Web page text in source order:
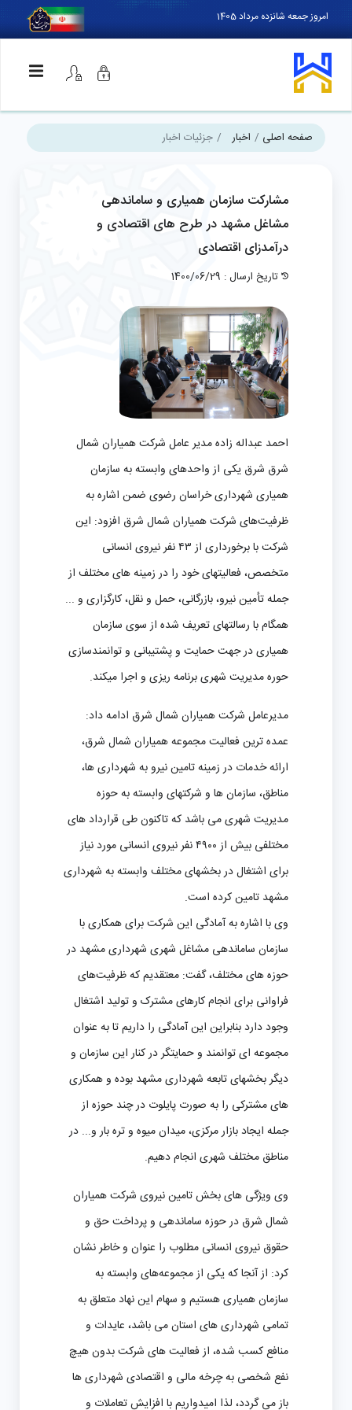
امروز جمعه شانزده مرداد 1405
صفحه اصلی اخبار جزئیات اخبار
مشارکت سازمان همیاری و ساماندهی
مشاغل مشهد در طرح های اقتصادی و
درآمدزای اقتصادی
تاریخ ارسال : 1400/06/29
احمد عبداله زاده مدیر عامل شرکت همیاران شمال
شرق شرق یکی از واحدهای وابسته به سازمان
همیاری شهرداری خراسان رضوی ضمن اشاره به
ظرفیت‌های شرکت همیاران شمال شرق افزود: این
شرکت با برخورداری از ۴۳ نفر نیروی انسانی
متخصص، فعالیتهای خود را در زمینه های مختلف از
جمله تأمین نیرو، بازرگانی، حمل و نقل، کارگزاری و ...
همگام با رسالتهای تعریف شده از سوی سازمان
همیاری در جهت حمایت و پشتیبانی و توانمندسازی
حوره مدیریت شهری برنامه ریزی و اجرا میکند.
مدیرعامل شرکت همیاران شمال شرق ادامه داد:
عمده ترین فعالیت مجموعه همیاران شمال شرق،
ارائه خدمات در زمینه تامین نیرو به شهرداری ها،
مناطق، سازمان ها و شرکتهای وابسته به حوزه
مدیریت شهری می باشد که تاکنون طی قرارداد های
مختلفی بیش از ۴۹۰۰ نفر نیروی انسانی مورد نیاز
برای اشتغال در بخشهای مختلف وابسته به شهرداری
مشهد تامین کرده است.
وی با اشاره به آمادگی این شرکت برای همکاری با
سازمان ساماندهی مشاغل شهری شهرداری مشهد در
حوزه های مختلف، گفت: معتقدیم که ظرفیت‌های
فراوانی برای انجام کارهای مشترک و تولید اشتغال
وجود دارد بنابراین این آمادگی را داریم تا به عنوان
مجموعه ای توانمند و حمایتگر در کنار این سازمان و
دیگر بخشهای تابعه شهرداری مشهد بوده و همکاری
های مشترکی را به صورت پایلوت در چند حوزه از
جمله ایجاد بازار مرکزی، میدان میوه و تره بار و... در
مناطق مختلف شهری انجام دهیم.
وی ویژگی های بخش تامین نیروی شرکت همیاران
شمال شرق در حوزه ساماندهی و پرداخت حق و
حقوق نیروی انسانی مطلوب را عنوان و خاطر نشان
کرد: از آنجا که یکی از مجموعه‌های وابسته به
سازمان همیاری هستیم و سهام این نهاد متعلق به
تمامی شهرداری های استان می باشد، عایدات و
منافع کسب شده، از فعالیت های شرکت بدون هیچ
نفع شخصی به چرخه مالی و اقتصادی شهرداری ها
باز می گردد، لذا امیدواریم با افزایش تعاملات و